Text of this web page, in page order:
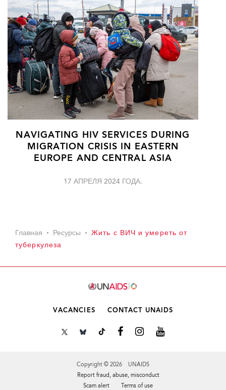
NAVIGATING HIV SERVICES DURING
MIGRATION CRISIS IN EASTERN
EUROPE AND CENTRAL ASIA
17 АПРЕЛЯ 2024 ГОДА.
Главная Ресурсы
Жить с ВИЧ и умереть от
туберкулеза
VACANCIES CONTACT UNAIDS
Copyright © 2026 UNAIDS
Report fraud, abuse, misconduct
Scam alert
Terms of use